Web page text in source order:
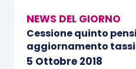
NEWS DEL GIORNO
Cessione quinto
aggiornamento tassi
5 Ottobre 2018